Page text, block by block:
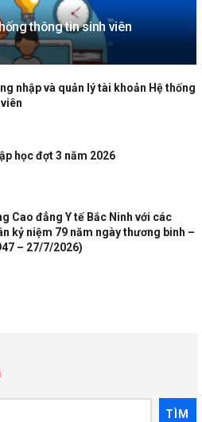
thông tin sinh viên
nhập và quản lý tài khoản Hệ thống
học đợt 3 năm 2026
Cao đẳng Y tế Bắc Ninh với các
kỷ niệm 79 năm ngày thương binh –
– 27/7/2026)
TÌM